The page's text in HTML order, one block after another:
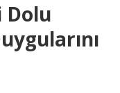
Dolu